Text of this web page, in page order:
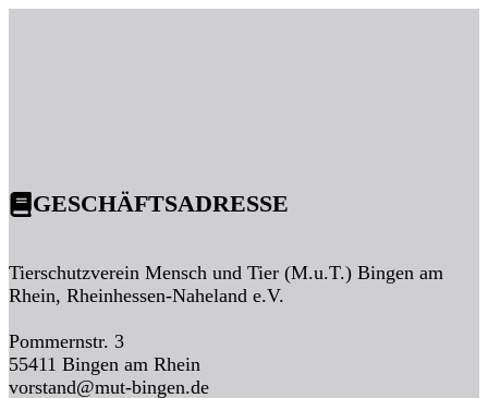
GESCHÄFTSADRESSE
Tierschutzverein Mensch und Tier (M.u.T.) Bingen am
Rhein, Rheinhessen-Naheland e.V.
Pommernstr. 3
55411 Bingen am Rhein
vorstand@mut-bingen.de